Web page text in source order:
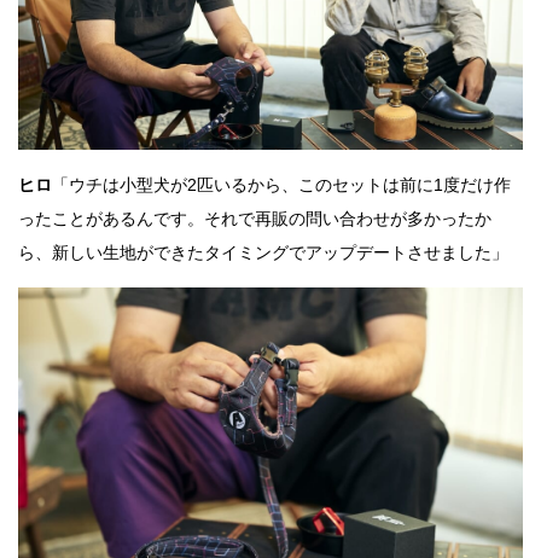
ヒロ
「ウチは小型犬が2匹いるから、このセットは前に1度だけ作
ったことがあるんです。それで再販の問い合わせが多かったか
ら、新しい生地ができたタイミングでアップデートさせました」